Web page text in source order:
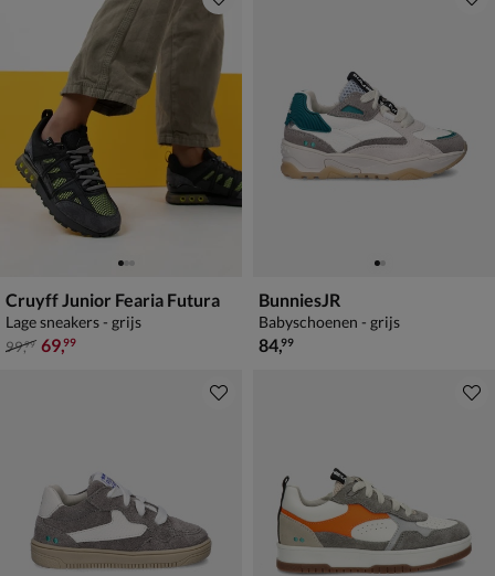
Cruyff Junior Fearia Futura
Lage sneakers - grijs
van € 99,99 voor € 69,99
99,99 69,99
BunniesJR
Babyschoenen - grijs
€ 84,99
84,99